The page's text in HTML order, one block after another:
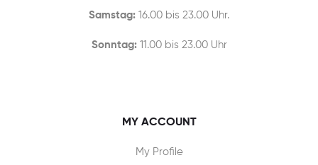
Samstag: 16.00 bis 23.00 Uhr.
Sonntag:11.00 bis 23.00 Uhr
MY ACCOUNT
My Profile